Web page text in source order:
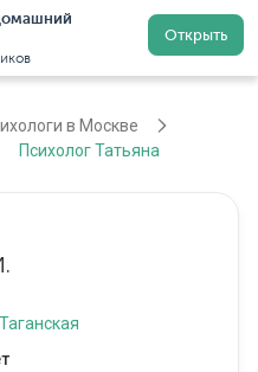
Открыть
Регистрация
в Москве
Психолог Татьяна